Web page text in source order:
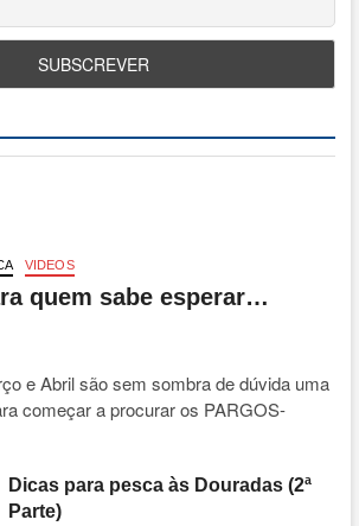
VIDEOS
quem sabe esperar…
e Abril são sem sombra de dúvida uma
começar a procurar os PARGOS-
Dicas para pesca às Douradas (2ª
Parte)